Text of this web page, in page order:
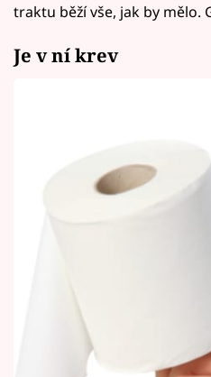
traktu běží vše, jak by mělo.
Je v ní krev